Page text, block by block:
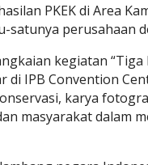
PKEK di Area
perusahaan
kegiatan “Tiga
IPB Convention
karya
masyarakat dalam